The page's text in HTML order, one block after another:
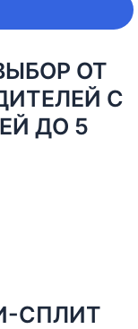
ОТ
С
ДО 5
СПЛИТ